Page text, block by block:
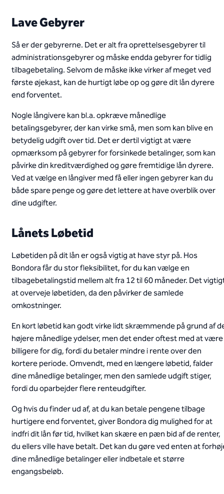
Lave Gebyrer
Så er der gebyrerne. Det er alt fra oprettelsesgebyrer til
administrationsgebyrer og måske endda gebyrer for tidlig
tilbagebetaling. Selvom de måske ikke virker af meget ved
første øjekast, kan de hurtigt løbe op og gøre dit lån dyrere
end forventet.
Nogle långivere kan bl.a. opkræve månedlige
betalingsgebyrer, der kan virke små, men som kan blive en
betydelig udgift over tid. Det er dertil vigtigt at være
opmærksom på gebyrer for forsinkede betalinger, som kan
påvirke din kreditværdighed og gøre fremtidige lån dyrere.
Ved at vælge en långiver med få eller ingen gebyrer kan du
både spare penge og gøre det lettere at have overblik over
dine udgifter.
Lånets Løbetid
Løbetiden på dit lån er også vigtig at have styr på. Hos
Bondora får du stor fleksibilitet, for du kan vælge en
tilbagebetalingstid mellem alt fra 12 til 60 måneder. Det
at overveje løbetiden, da den påvirker de samlede
omkostninger.
En kort løbetid kan godt virke lidt skræmmende på grund af
højere månedlige ydelser, men det ender oftest med at være
billigere for dig, fordi du betaler mindre i rente over den
kortere periode. Omvendt, med en længere løbetid, falder
dine månedlige betalinger, men den samlede udgift stiger,
fordi du oparbejder flere renteudgifter.
Og hvis du finder ud af, at du kan betale pengene tilbage
hurtigere end forventet, giver Bondora dig mulighed for at
indfri dit lån før tid, hvilket kan skære en pæn bid af de renter,
du ellers ville have betalt. Det kan du gøre ved enten at
dine månedlige betalinger eller indbetale et større
engangsbeløb.